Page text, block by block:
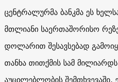
ცენტრალურმა ბანკმა ეს
მთლიანი საერთაშორისო
დოლარით შესავსებად
თანხა თითქმის სამ